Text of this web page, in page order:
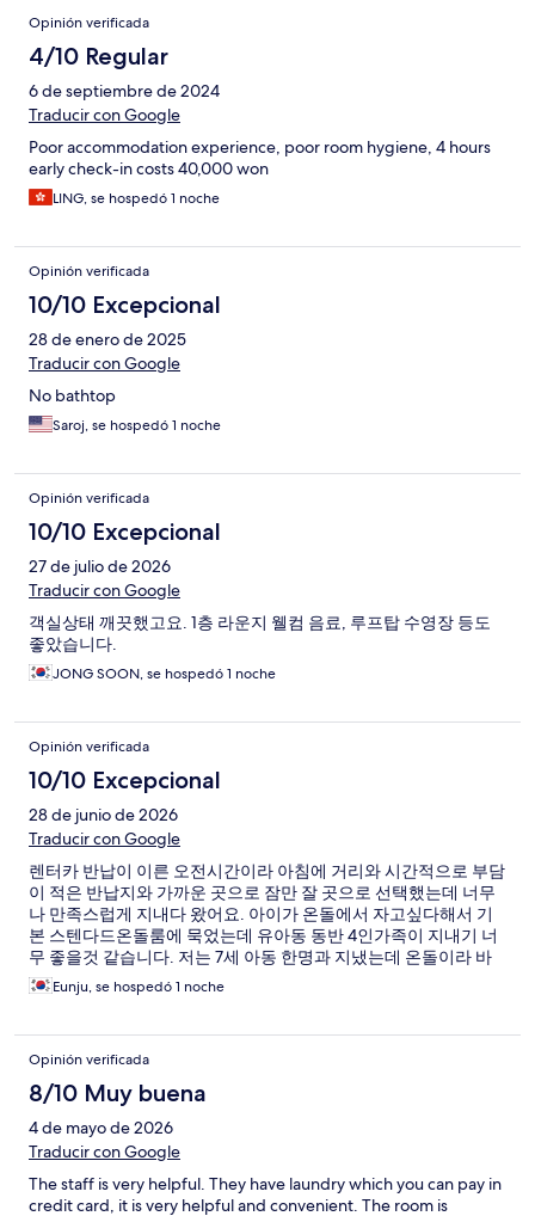
Opinión verificada
4/10 Regular
6 de septiembre de 2024
Traducir con Google
Poor accommodation experience, poor room hygiene, 4 hours
early check-in costs 40,000 won
LING, se hospedó 1 noche
Opinión verificada
10/10 Excepcional
28 de enero de 2025
Traducir con Google
No bathtop
Saroj, se hospedó 1 noche
Opinión verificada
10/10 Excepcional
27 de julio de 2026
Traducir con Google
객실상태 깨끗했고요. 1층 라운지 웰컴 음료, 루프탑 수영장 등도
좋았습니다.
JONG SOON, se hospedó 1 noche
Opinión verificada
10/10 Excepcional
28 de junio de 2026
Traducir con Google
렌터카 반납이 이른 오전시간이라 아침에 거리와 시간적으로 부담
이 적은 반납지와 가까운 곳으로 잠만 잘 곳으로 선택했는데 너무
나 만족스럽게 지내다 왔어요. 아이가 온돌에서 자고싶다해서 기
본 스텐다드온돌룸에 묵었는데 유아동 동반 4인가족이 지내기 너
무 좋을것 같습니다. 저는 7세 아동 한명과 지냈는데 온돌이라 바
닥도 깨끗하고 화장실 세면대도 높이가 낮아서 아이가 사용 너무
좋았어요. 주차가 조금 불편하긴 한데 호텔주차장이 아니여도 주
Eunju, se hospedó 1 noche
Opinión verificada
8/10 Muy buena
4 de mayo de 2026
Traducir con Google
The staff is very helpful. They have laundry which you can pay in
credit card, it is very helpful and convenient. The room is